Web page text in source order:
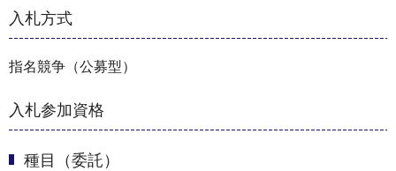
入札方式
指名競争（公募型）
入札参加資格
種目（委託）